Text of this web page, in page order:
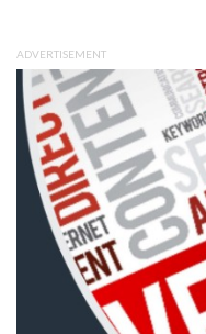
ADVERTISEMENT